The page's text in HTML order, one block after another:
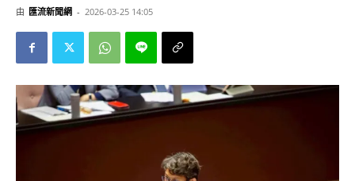
由 匯流新聞網 - 2026-03-25 14:05